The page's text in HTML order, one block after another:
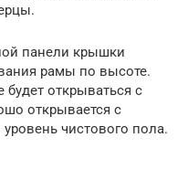
панели крышки
рамы по высоте.
открываться с
открывается с
чистового пола.